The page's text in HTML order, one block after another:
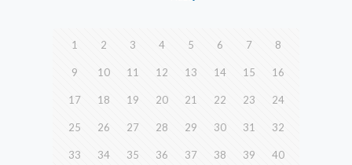
1 2 3 4 5 6 7 8
9 10 11 12 13 14 15 16
17 18 19 20 21 22 23 24
25 26 27 28 29 30 31 32
33 34 35 36 37 38 39 40